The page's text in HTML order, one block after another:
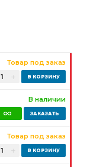
Товар под заказ
В наличии
Товар под заказ